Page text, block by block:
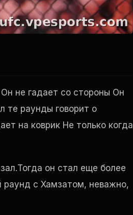
не гадает со стороны Он
те раунды говорит о
на коврик Не только когда
он стал еще более
раунд с Хамзатом, неважно,